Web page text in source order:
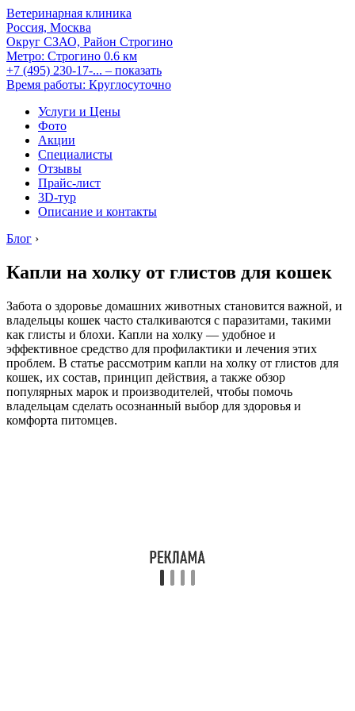
Ветеринарная клиника
Россия, Москва
Округ СЗАО, Район Строгино
Метро: Строгино 0.6 км
+7 (495) 230-17-... – показать
Время работы: Круглосуточно
Услуги и Цены
Фото
Акции
Специалисты
Отзывы
Прайс-лист
3D-тур
Описание и контакты
Блог ›
Капли на холку от глистов для кошек
Забота о здоровье домашних животных становится важной, и
владельцы кошек часто сталкиваются с паразитами, такими
как глисты и блохи. Капли на холку — удобное и
эффективное средство для профилактики и лечения этих
проблем. В статье рассмотрим капли на холку от глистов для
кошек, их состав, принцип действия, а также обзор
популярных марок и производителей, чтобы помочь
владельцам сделать осознанный выбор для здоровья и
комфорта питомцев.